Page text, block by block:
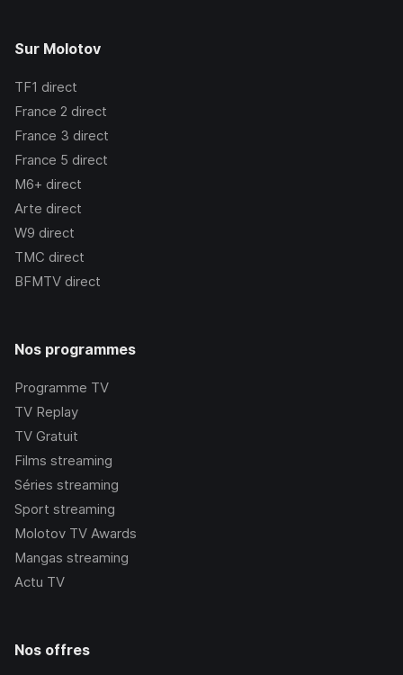
Sur Molotov
TF1 direct
France 2 direct
France 3 direct
France 5 direct
M6+ direct
Arte direct
W9 direct
TMC direct
BFMTV direct
Nos programmes
Programme TV
TV Replay
TV Gratuit
Films streaming
Séries streaming
Sport streaming
Molotov TV Awards
Mangas streaming
Actu TV
Nos offres